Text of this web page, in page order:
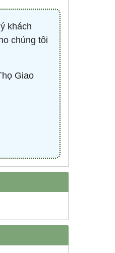
khách
chúng tôi
Giao